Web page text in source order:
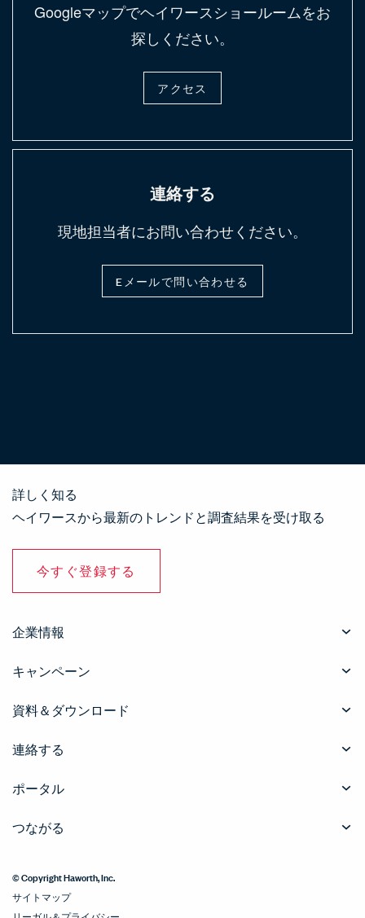
Googleマップでヘイワースショールームをお
探しください。
アクセス
連絡する
現地担当者にお問い合わせください。
Eメールで問い合わせる
詳しく知る
ヘイワースから最新のトレンドと調査結果を受け取る
今すぐ登録する
企業情報
キャンペーン
資料＆ダウンロード
連絡する
ポータル
つながる
© Copyright Haworth, Inc.
サイトマップ